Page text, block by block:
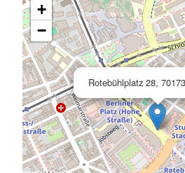
Rotebühlplatz 28,
+
−